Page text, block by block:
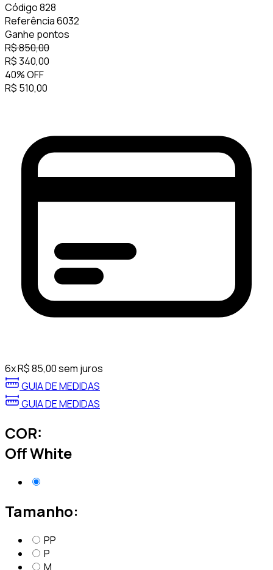
Código828
Referência6032
Ganhe pontos
R$850,00
R$340,00
40%OFF
R$ 510,00
6xR$85,00sem juros
GUIA DE MEDIDAS
GUIA DE MEDIDAS
COR:
Off White
Tamanho:
PP
P
M